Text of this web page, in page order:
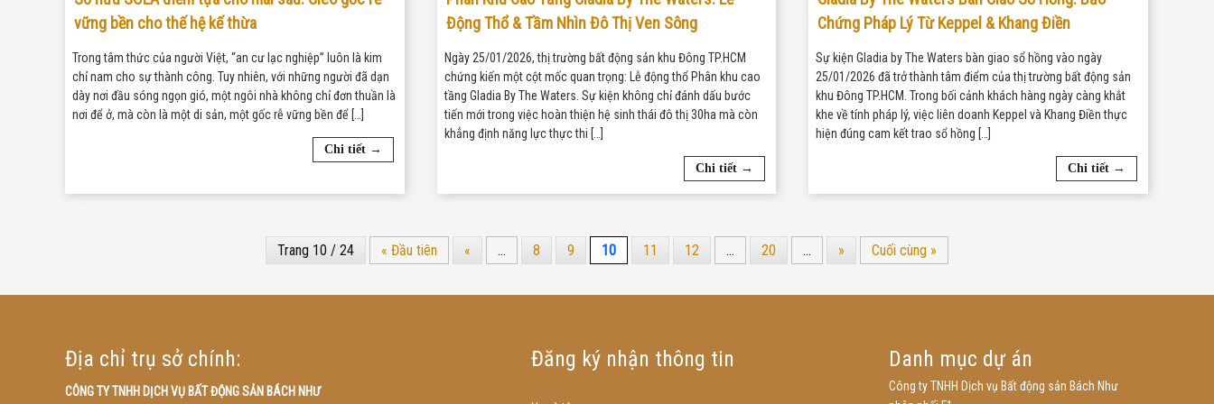
vững bền cho thế hệ kế thừa
Trong tâm thức của người Việt, “an cư lạc nghiệp” luôn là kim
chỉ nam cho sự thành công. Tuy nhiên, với những người đã dạn
dày nơi đầu sóng ngọn gió, một ngôi nhà không chỉ đơn thuần là
nơi để ở, mà còn là một di sản, một gốc rễ vững bền để […]
Chi tiết →
Động Thổ & Tầm Nhìn Đô Thị Ven Sông
Ngày 25/01/2026, thị trường bất động sản khu Đông TP.HCM
chứng kiến một cột mốc quan trọng: Lễ động thổ Phân khu cao
tầng Gladia By The Waters. Sự kiện không chỉ đánh dấu bước
tiến mới trong việc hoàn thiện hệ sinh thái đô thị 30ha mà còn
khẳng định năng lực thực thi […]
Chi tiết →
Chứng Pháp Lý Từ Keppel & Khang Điền
Sự kiện Gladia by The Waters bàn giao sổ hồng vào ngày
25/01/2026 đã trở thành tâm điểm của thị trường bất động sản
khu Đông TP.HCM. Trong bối cảnh khách hàng ngày càng khắt
khe về tính pháp lý, việc liên doanh Keppel và Khang Điền thực
hiện đúng cam kết trao sổ hồng […]
Chi tiết →
Trang 10 / 24 « Đầu tiên « ... 8 9 10 11 12 ... 20 ... » Cuối cùng »
Địa chỉ trụ sở chính:
CÔNG TY TNHH DỊCH VỤ BẤT ĐỘNG SẢN BÁCH NHƯ
Đăng ký nhận thông tin Danh mục dự án
Công ty TNHH Dịch vụ Bất động sản Bách Như